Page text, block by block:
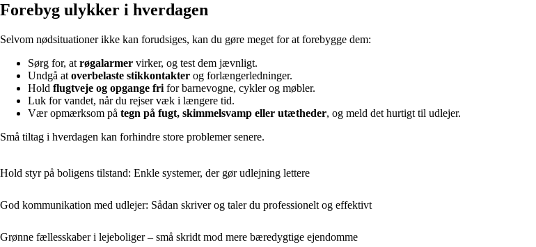
Forebyg ulykker i hverdagen
Selvom nødsituationer ikke kan forudsiges, kan du gøre meget for at forebygge dem:
Sørg for, at røgalarmer virker, og test dem jævnligt.
Undgå at overbelaste stikkontakter og forlængerledninger.
Hold flugtveje og opgange fri for barnevogne, cykler og møbler.
Luk for vandet, når du rejser væk i længere tid.
Vær opmærksom på tegn på fugt, skimmelsvamp eller utætheder, og meld det hurtigt til udlejer.
Små tiltag i hverdagen kan forhindre store problemer senere.
Hold styr på boligens tilstand: Enkle systemer, der gør udlejning lettere
God kommunikation med udlejer: Sådan skriver og taler du professionelt og effektivt
Grønne fællesskaber i lejeboliger – små skridt mod mere bæredygtige ejendomme